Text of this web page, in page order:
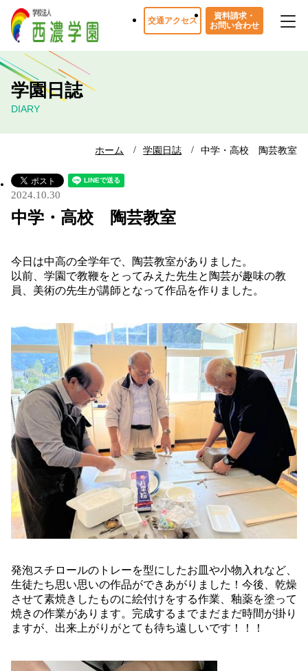
交通アクセス
資料請求・
お問い合わせ
学園日誌
DIARY
ホーム 学園日誌 中学・高校 陶芸教室
2024.10.30
中学・高校 陶芸教室
今日は中高の全学年で、陶芸教室がありました。
以前、学園で教鞭をとってみえた先生と陶芸が趣味の教
員、美術の先生が講師となって作品を作りました。
発泡スチロールのトレーを型にしたお皿や小物入れなど、
生徒たち思い思いの作品ができあがりました！今後、乾燥
させて素焼きしたものに絵付けをする作業、釉薬を塗って
焼きの作業があります。完成するまでまだまだ時間が掛り
ますが、出来上がりがとても待ち遠しいです！！！